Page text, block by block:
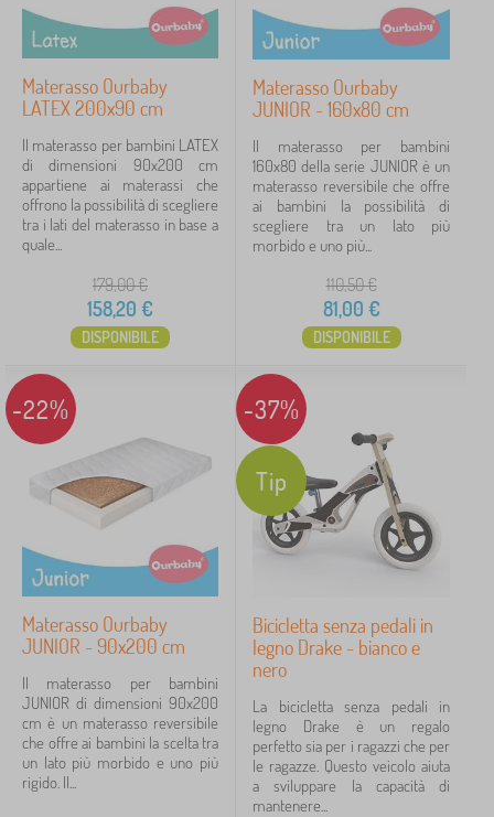
Materasso Ourbaby
LATEX 200x90 cm
Il materasso per bambini LATEX
di dimensioni 90x200 cm
appartiene ai materassi che
offrono la possibilità di scegliere
tra i lati del materasso in base a
quale...
179,00€
158,20 €
DISPONIBILE
Materasso Ourbaby
JUNIOR - 160x80 cm
Il materasso per bambini
160x80 della serie JUNIOR è un
materasso reversibile che offre
ai bambini la possibilità di
scegliere tra un lato più
morbido e uno più...
110,50€
81,00 €
DISPONIBILE
-22%
Materasso Ourbaby
JUNIOR - 90x200 cm
Il materasso per bambini
JUNIOR di dimensioni 90x200
cm è un materasso reversibile
che offre ai bambini la scelta tra
un lato più morbido e uno più
rigido. Il...
-37%
Tip
Bicicletta senza pedali in
legno Drake - bianco e
nero
La bicicletta senza pedali in
legno Drake è un regalo
perfetto sia per i ragazzi che per
le ragazze. Questo veicolo aiuta
a sviluppare la capacità di
mantenere...